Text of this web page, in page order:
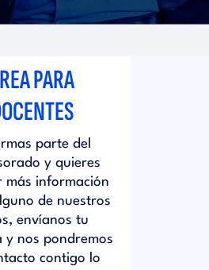
PARA
parte del
y quieres
más información
de nuestros
envíanos tu
y nos pondremos
contigo lo